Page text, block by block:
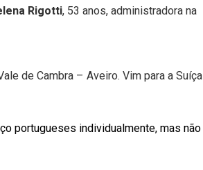
Rigotti, 53 anos, administradora na
de Cambra – Aveiro. Vim para a Suíça
portugueses individualmente, mas não